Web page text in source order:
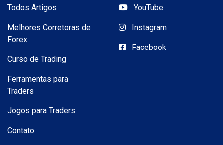
Todos Artigos
Melhores Corretoras de
Forex
Curso de Trading
Ferramentas para
Traders
Jogos para Traders
Contato
YouTube
Instagram
Facebook